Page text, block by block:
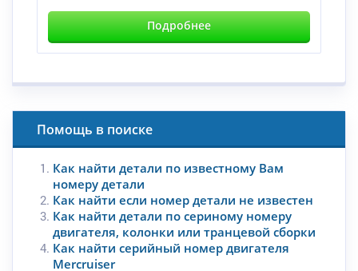
Подробнее
Помощь в поиске
Как найти детали по известному Вам
номеру детали
Как найти если номер детали не известен
Как найти детали по сериному номеру
двигателя, колонки или транцевой сборки
Как найти серийный номер двигателя
Mercruiser